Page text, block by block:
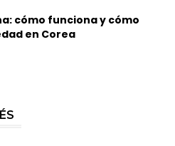
cómo funciona y cómo
en Corea